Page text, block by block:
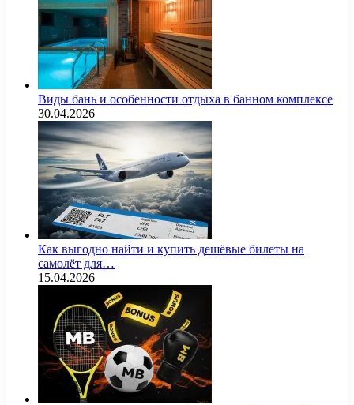
Виды бань и особенности отдыха в банном комплексе
30.04.2026
Как выгодно найти и купить дешёвые билеты на
самолёт для…
15.04.2026